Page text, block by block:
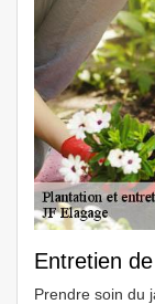
Entretien
Prendre soin du